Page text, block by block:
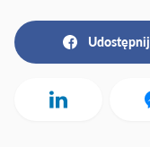
Udostępnij